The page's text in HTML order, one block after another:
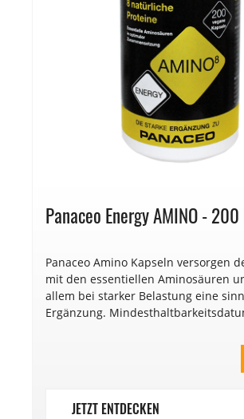
Panaceo Energy AMINO -
Panaceo Amino Kapseln versorgen
mit den essentiellen Aminosäuren
allem bei starker Belastung eine
Ergänzung.
JETZT ENTDECKEN